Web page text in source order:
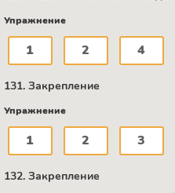
Упражнение
1 2 4
131. Закрепление
Упражнение
1 2 3
132. Закрепление